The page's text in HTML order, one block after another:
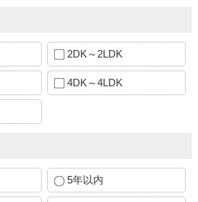
2DK～2LDK
4DK～4LDK
5年以内